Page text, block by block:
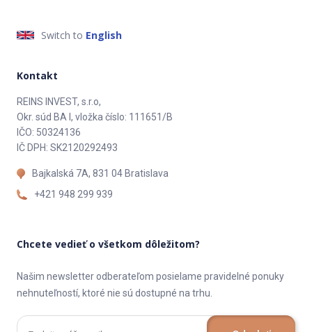
Switch to English
Kontakt
REINS INVEST, s.r.o,
Okr. súd BA I, vložka číslo: 111651/B
IČO: 50324136
IČ DPH: SK2120292493
Bajkalská 7A, 831 04 Bratislava
+421 948 299 939
Chcete vedieť o všetkom dôležitom?
Našim newsletter odberateľom posielame pravidelné ponuky
nehnuteľností, ktoré nie sú dostupné na trhu.